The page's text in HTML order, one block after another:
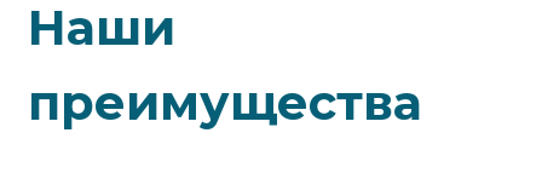
Наши
преимущества